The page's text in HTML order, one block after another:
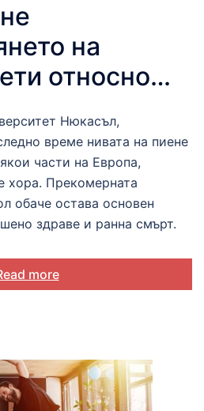
на
относно
помощ:
и
Нюкасъл,
време нивата на пиене
части на Европа,
хора. Прекомерната
обаче остава основен
здраве и ранна смърт.
more